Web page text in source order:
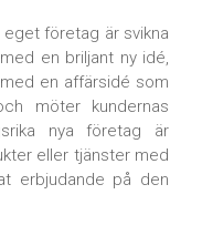
företag är svikna
en briljant ny idé,
en affärsidé som
möter kundernas
nya företag är
eller tjänster med
erbjudande på den